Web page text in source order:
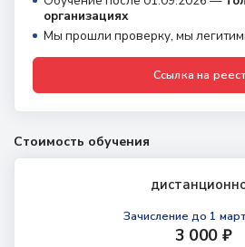
организациях
Мы прошли проверку, мы
Ссылка на
Стоимость обучения
Зачисление до 1
3 000 ₽